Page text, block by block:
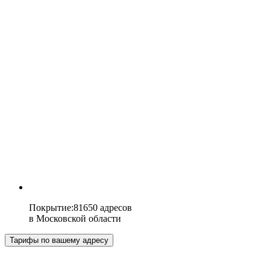
Покрытие:81650 адресов
в Московской области
Тарифы по вашему адресу